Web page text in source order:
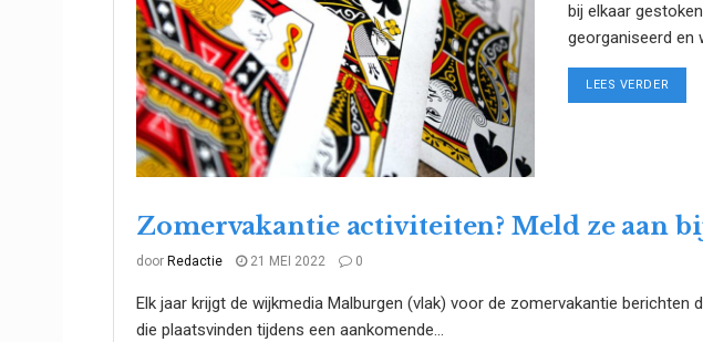
bij elkaar
georganiseerd en
LEES VERDER
WIJKMEDIA
Zomervakantie activiteiten? Meld ze aan
door Redactie 21 MEI 2022 0
Elk jaar krijgt de wijkmedia Malburgen (vlak) voor de zomervakantie berichten
die plaatsvinden tijdens een aankomende...